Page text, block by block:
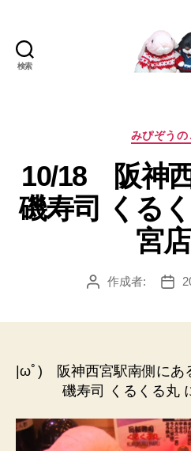
検索
ぴ
う
カ
ゴ
リ
ー
みぴぞうの
10/18 阪神
磯寿司 くる
宮
投
作成者:
投
|ωﾟ) 阪神西宮駅南側にあ
磯寿司 くるくる丸 に